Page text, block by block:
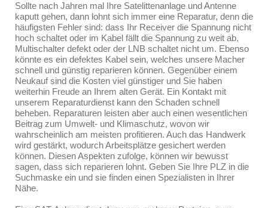
Sollte nach Jahren mal Ihre Satelittenanlage und Antenne
kaputt gehen, dann lohnt sich immer eine Reparatur, denn die
häufigsten Fehler sind: dass Ihr Receiver die Spannung nicht
hoch schaltet oder im Kabel fällt die Spannung zu weit ab,
Multischalter defekt oder der LNB schaltet nicht um. Ebenso
könnte es ein defektes Kabel sein, welches unsere Macher
schnell und günstig reparieren können. Gegenüber einem
Neukauf sind die Kosten viel günstiger und Sie haben
weiterhin Freude an Ihrem alten Gerät. Ein Kontakt mit
unserem Reparaturdienst kann den Schaden schnell
beheben. Reparaturen leisten aber auch einen wesentlichen
Beitrag zum Umwelt- und Klimaschutz, wovon wir
wahrscheinlich am meisten profitieren. Auch das Handwerk
wird gestärkt, wodurch Arbeitsplätze gesichert werden
können. Diesen Aspekten zufolge, können wir bewusst
sagen, dass sich reparieren lohnt. Geben Sie Ihre PLZ in die
Suchmaske ein und sie finden einen Spezialisten in Ihrer
Nähe.